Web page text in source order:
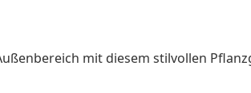
mit diesem stilvollen